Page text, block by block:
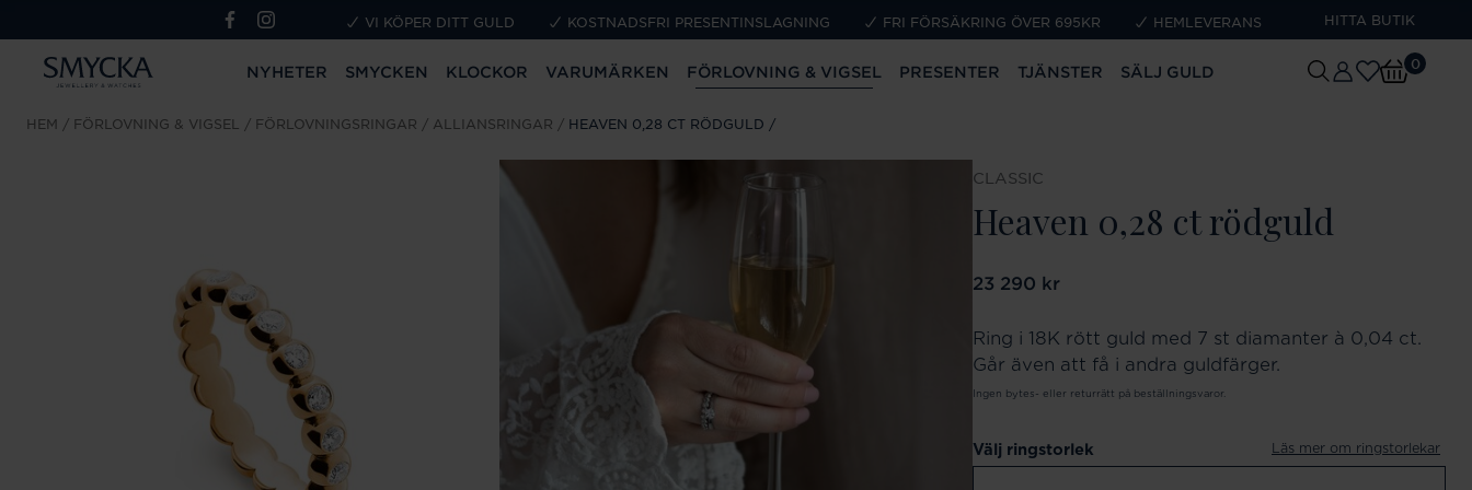
VI KÖPER DITT GULD KOSTNADSFRI PRESENTINSLAGNING FRI FÖRSÄKRING ÖVER 695KR HEMLEVERANS HITTA BUTIK
NYHETER SMYCKEN KLOCKOR VARUMÄRKEN FÖRLOVNING & VIGSEL PRESENTER TJÄNSTER SÄLJ GULD 0
HEM FÖRLOVNING & VIGSEL FÖRLOVNINGSRINGAR ALLIANSRINGAR HEAVEN 0,28 CT RÖDGULD
CLASSIC
Heaven 0,28 ct rödguld
Pris:23 290 kr
23 290 kr
Ring i 18K rött guld med 7 st diamanter à 0,04 ct.
Går även att få i andra guldfärger.
Ingen bytes- eller returrätt på beställningsvaror.
Välj ringstorlek Läs mer om ringstorlekar